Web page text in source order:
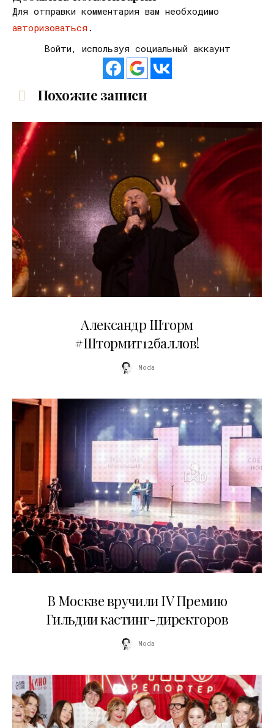
Для отправки комментария вам необходимо
авторизоваться .
Войти, используя социальный аккаунт
Похожие записи
Александр Шторм
#Штормит12баллов!
Moda
В Москве вручили IV Премию
Гильдии кастинг-директоров
Moda